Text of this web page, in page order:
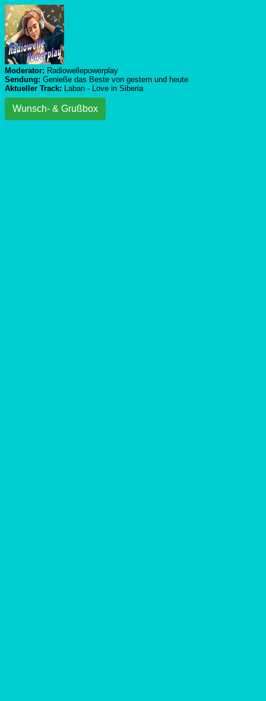
Moderator: Radiowellepowerplay
Sendung: Genieße das Beste von gestern und heute
Aktueller Track: Laban - Love in Siberia
Wunsch- & Grußbox